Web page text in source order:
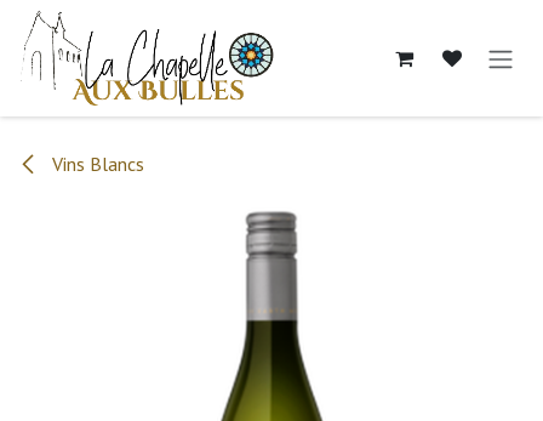
Se rendre au contenu
Vins Blancs